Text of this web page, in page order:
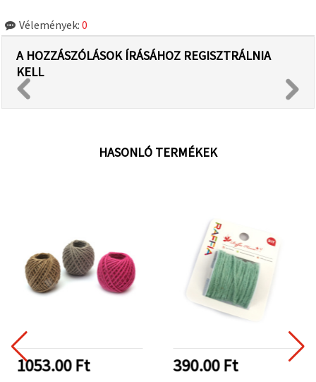
Vélemények: 0
A HOZZÁSZÓLÁSOK ÍRÁSÁHOZ REGISZTRÁLNIA
KELL
HASONLÓ TERMÉKEK
1053.00 Ft 390.00 Ft